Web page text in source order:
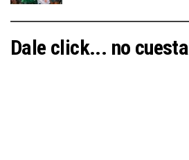
Dale click... no cuesta